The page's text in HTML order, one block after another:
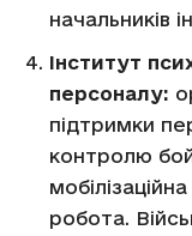
начальників
Інститут
персоналу:
підтримки
контролю
робота.